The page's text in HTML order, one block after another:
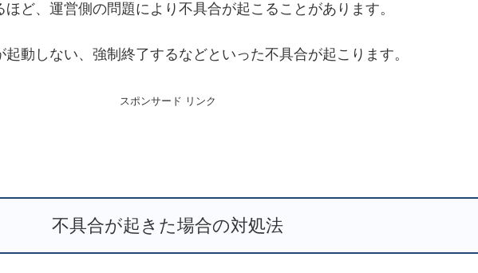
ど、運営側の問題により不具合が起こることがあります。
動しない、強制終了するなどといった不具合が起こります。
スポンサード リンク
不具合が起きた場合の対処法